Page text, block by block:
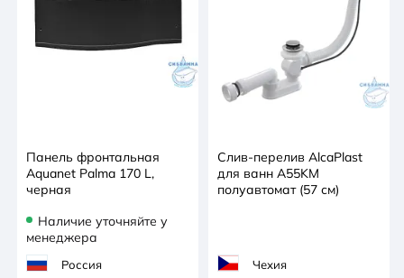
Панель фронтальная
Aquanet Palma 170 L,
черная
Наличие уточняйте у
менеджера
Россия
Слив-перелив AlcaPlast
для ванн A55KM
полуавтомат (57 см)
Чехия